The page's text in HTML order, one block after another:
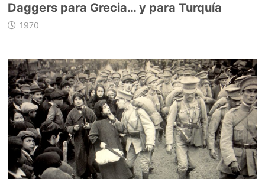
Daggers para Grecia… y para Turquía
1970